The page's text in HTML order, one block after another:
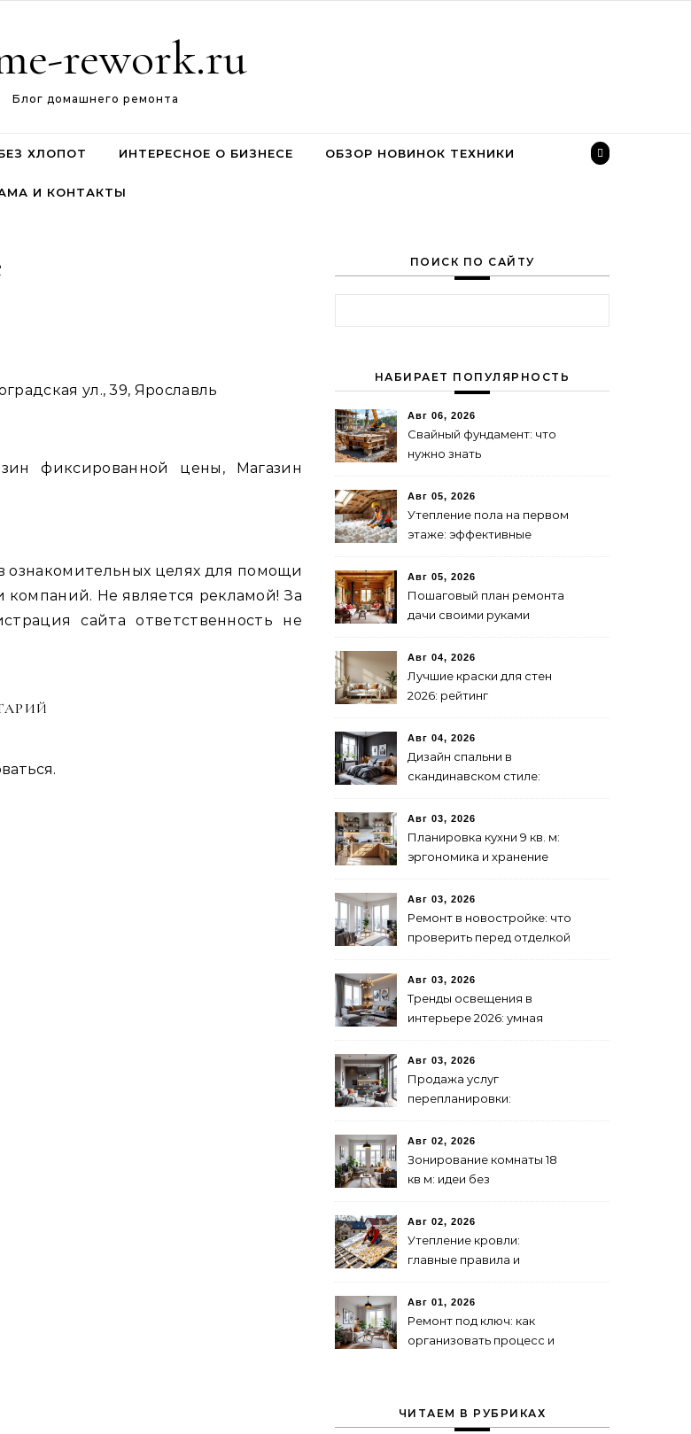
rework.ru
Блог домашнего ремонта
ХЛОПОТ ИНТЕРЕСНОЕ О БИЗНЕСЕ ОБЗОР НОВИНОК ТЕХНИКИ
И КОНТАКТЫ
ул., 39, Ярославль
фиксированной цены, Магазин
целях для помощи
компаний. Не является рекламой! За
сайта ответственность не
.
ПОИСК ПО САЙТУ
НАБИРАЕТ ПОПУЛЯРНОСТЬ
Авг 06, 2026
Свайный фундамент: что
нужно знать
Авг 05, 2026
Утепление пола на первом
этаже: эффективные
Авг 05, 2026
Пошаговый план ремонта
дачи своими руками
Авг 04, 2026
Лучшие краски для стен
2026: рейтинг
стойкости
Авг 04, 2026
Дизайн спальни в
скандинавском стиле:
Авг 03, 2026
Планировка кухни 9 кв. м:
эргономика и хранение
Авг 03, 2026
Ремонт в новостройке: что
проверить перед отделкой
Авг 03, 2026
Тренды освещения в
интерьере 2026: умная
лампы
Авг 03, 2026
Продажа услуг
перепланировки:
руководство
Авг 02, 2026
Зонирование комнаты 18
кв м: идеи без
Авг 02, 2026
Утепление кровли:
главные правила и
Авг 01, 2026
Ремонт под ключ: как
организовать процесс и
ЧИТАЕМ В РУБРИКАХ